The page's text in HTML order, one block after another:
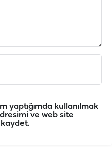
yaptığımda kullanılmak
ve web site
kaydet.